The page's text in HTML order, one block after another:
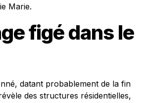
Marie.
figé dans le
datant probablement de la fin
des structures résidentielles,